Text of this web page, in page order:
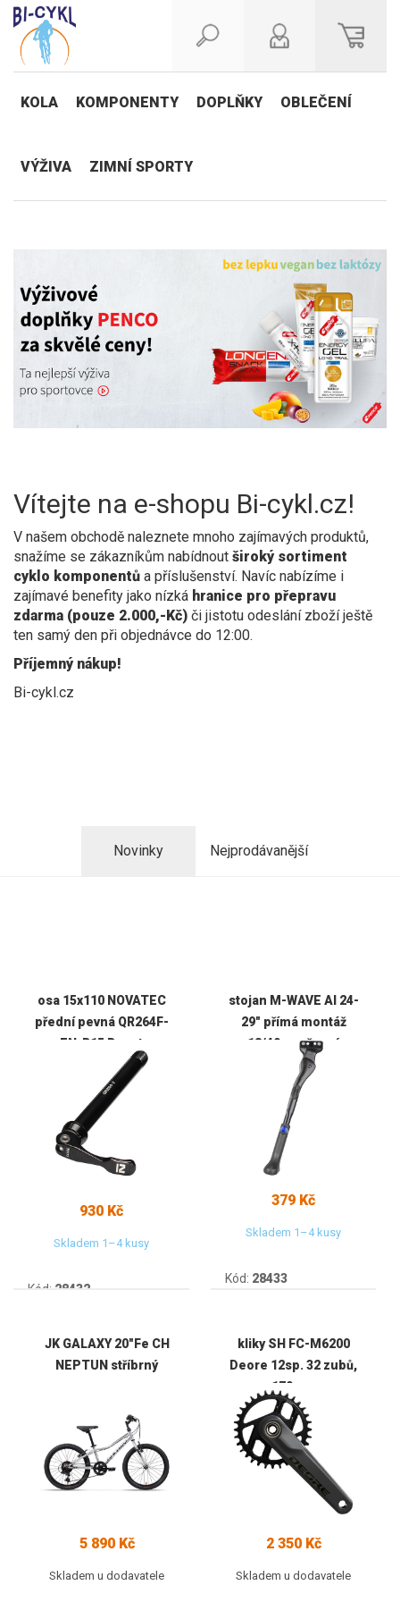
KOLA KOMPONENTY DOPLŇKY OBLEČENÍ
VÝŽIVA ZIMNÍ SPORTY
Vítejte na e-shopu Bi-cykl.cz!
V našem obchodě naleznete mnoho zajímavých produktů,
snažíme se zákazníkům nabídnout široký sortiment
cyklo komponentů a příslušenství. Navíc nabízíme i
zajímavé benefity jako nízká hranice pro přepravu
zdarma (pouze 2.000,-Kč) či jistotu odeslání zboží ještě
ten samý den při objednávce do 12:00.
Příjemný nákup!
Bi-cykl.cz
Novinky Nejprodávanější
osa 15x110 NOVATEC
přední pevná QR264F-
EN-B15 Boost
930 Kč
Skladem 1–4 kusy
Kód: 28432
stojan M-WAVE Al 24-
29" přímá montáž
18/40mm černý
379 Kč
Skladem 1–4 kusy
Kód: 28433
JK GALAXY 20"Fe CH
NEPTUN stříbrný
5 890 Kč
Skladem u dodavatele
kliky SH FC-M6200
Deore 12sp. 32 zubů,
170mm
2 350 Kč
Skladem u dodavatele